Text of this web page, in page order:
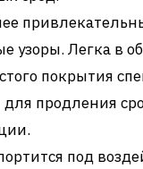
узоры. Легка в
покрытия
для продления
под